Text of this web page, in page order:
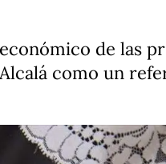
de las
como un